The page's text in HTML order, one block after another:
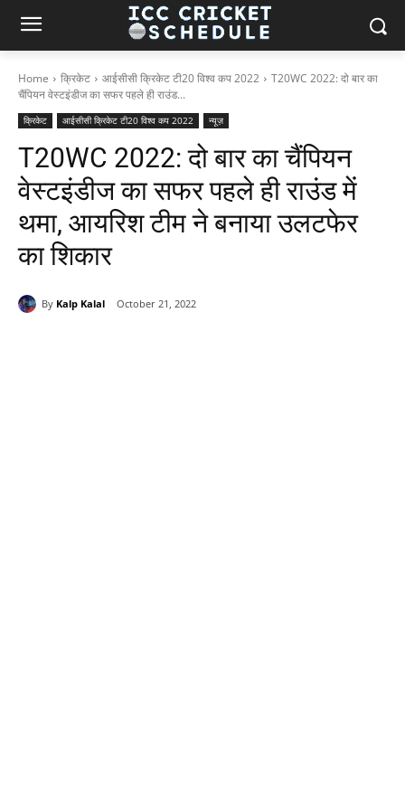
Home क्रिकेट आईसीसी क्रिकेट टी20 विश्व कप 2022
T20WC 2022: दो बार का
चैंपियन वेस्टइंडीज का सफर पहले ही राउंड...
क्रिकेट आईसीसी क्रिकेट टी20 विश्व कप 2022 न्यूज़
T20WC 2022: दो बार का चैंपियन
वेस्टइंडीज का सफर पहले ही राउंड में
थमा, आयरिश टीम ने बनाया उलटफेर
का शिकार
By Kalp Kalal October 21, 2022